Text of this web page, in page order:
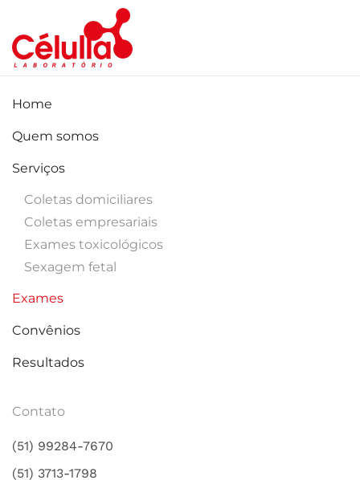
Skip to main content
Home
Quem somos
Serviços
Coletas domiciliares
Coletas empresariais
Exames toxicológicos
Sexagem fetal
Exames
Convênios
Resultados
Contato
(51) 99284-7670
(51) 3713-1798